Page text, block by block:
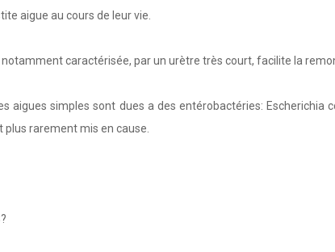
aigue au cours de leur vie.
caractérisée, par un urètre très court, facilite la
aigues simples sont dues a des entérobactéries: Escherichia
plus rarement mis en cause.